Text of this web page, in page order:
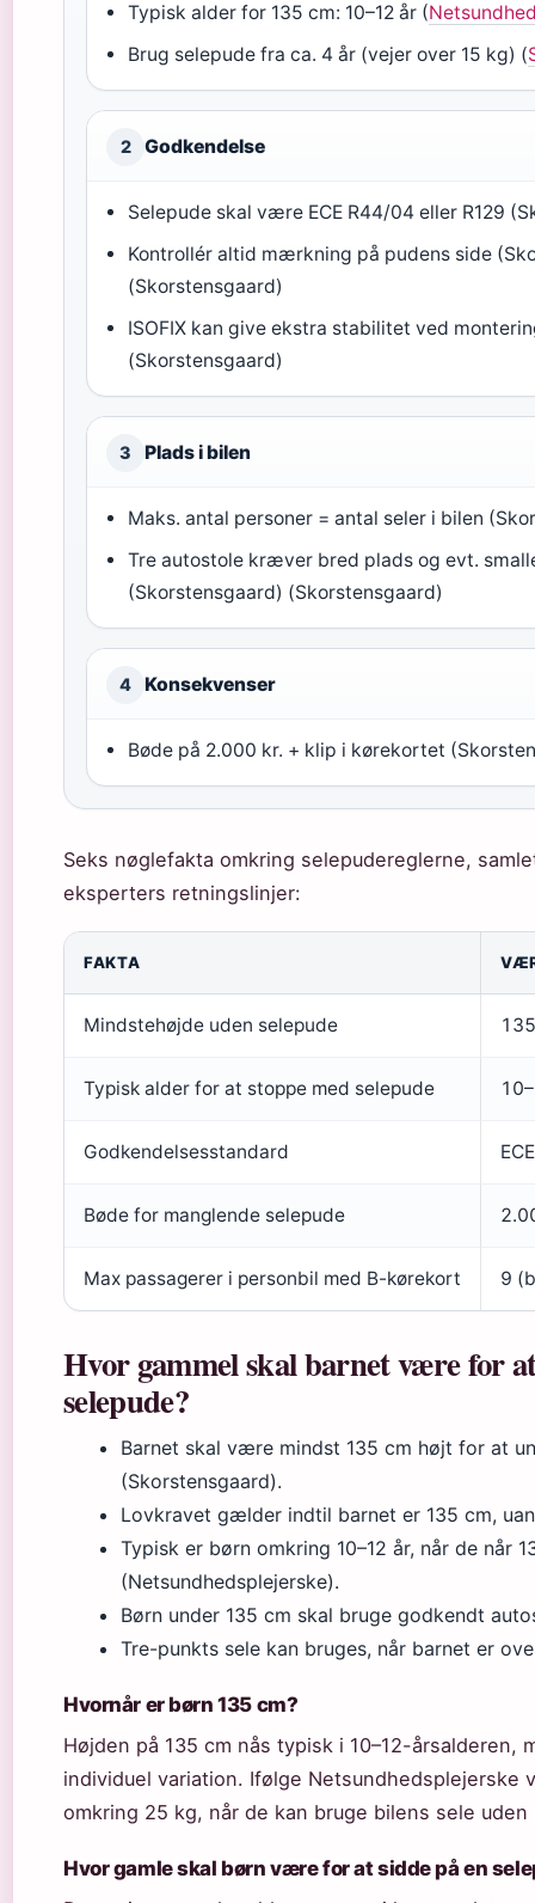
Typisk alder for 135 cm: 10–12 år (
Brug selepude fra ca. 4 år (vejer over 15 kg) (
2 Godkendelse
Selepude skal være ECE R44/04 eller R129
Kontrollér altid mærkning på pudens side
(Skorstensgaard)
ISOFIX kan give ekstra stabilitet ved
(Skorstensgaard)
3 Plads i bilen
Maks. antal personer = antal seler i bilen
Tre autostole kræver bred plads og evt.
(Skorstensgaard) (Skorstensgaard)
4 Konsekvenser
Bøde på 2.000 kr. + klip i kørekortet
Seks nøglefakta omkring selepudereglerne,
eksperters retningslinjer:
FAKTA
Mindstehøjde uden selepude
Typisk alder for at stoppe med selepude
Godkendelsesstandard
Bøde for manglende selepude
Max passagerer i personbil med B-kørekort 9
Hvor gammel skal barnet være for
selepude?
Barnet skal være mindst 135 cm højt for at
(Skorstensgaard).
Lovkravet gælder indtil barnet er 135 cm,
Typisk er børn omkring 10–12 år, når de når
(Netsundhedsplejerske).
Børn under 135 cm skal bruge godkendt
Tre-punkts sele kan bruges, når barnet er
Hvornår er børn 135 cm?
Højden på 135 cm nås typisk i 10–12-årsalderen,
individuel variation. Ifølge
omkring 25 kg, når de kan bruge bilens sele uden
Hvor gamle skal børn være for at sidde på en